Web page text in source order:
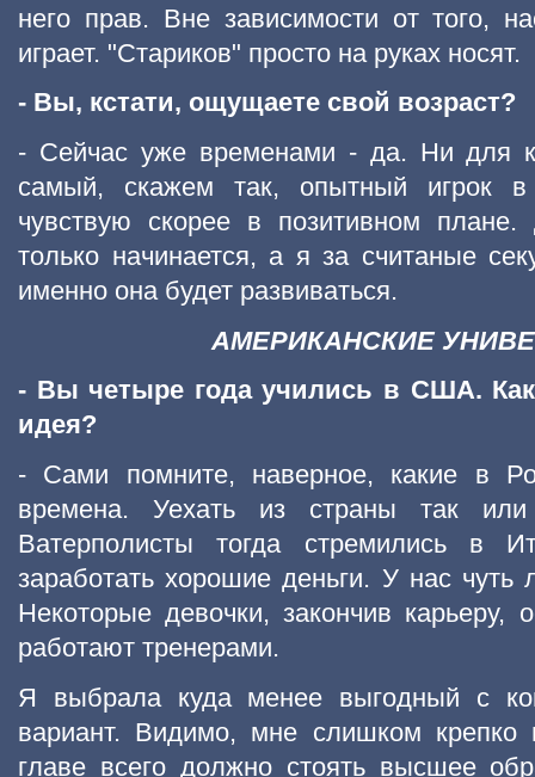
него прав. Вне зависимости от того,
играет. "Стариков" просто на руках носят.
- Вы, кстати, ощущаете свой возраст?
- Сейчас уже временами - да. Ни для
самый, скажем так, опытный игрок
чувствую скорее в позитивном плане.
только начинается, а я за считаные
именно она будет развиваться.
АМЕРИКАНСКИЕ
- Вы четыре года учились в США.
идея?
- Сами помните, наверное, какие в
времена. Уехать из страны так
Ватерполисты тогда стремились в
заработать хорошие деньги. У нас
Некоторые девочки, закончив карьеру,
работают тренерами.
Я выбрала куда менее выгодный с
вариант. Видимо, мне слишком
главе всего должно стоять высшее